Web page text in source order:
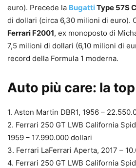
euro). Precede la BugattiType 57S
di dollari (circa 6,30 milioni di euro).
Ferrari F2001, ex monoposto di
7,5 milioni di dollari (6,10 milioni di
record della Formula 1 moderna.
Auto più care: la
1. Aston Martin DBR1, 1956 –
2. Ferrari 250 GT LWB California
1959 – 17.990.000 dollari
3. Ferrari LaFerrari Aperta, 2017 –
4. Ferrari 250 GT LWB California